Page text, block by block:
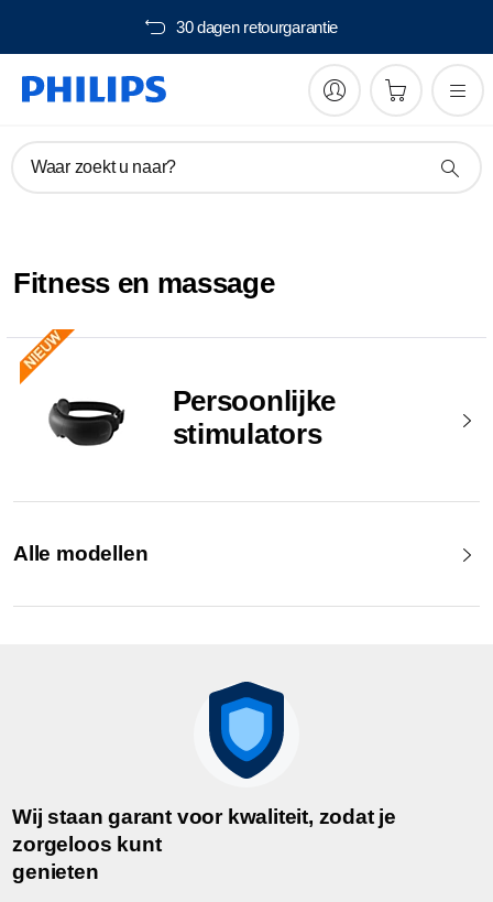
30 dagen retourgarantie
Waar zoekt u naar?
Fitness en massage
Persoonlijke
stimulators
Alle modellen
Wij staan garant voor kwaliteit, zodat je
zorgeloos kunt
genieten